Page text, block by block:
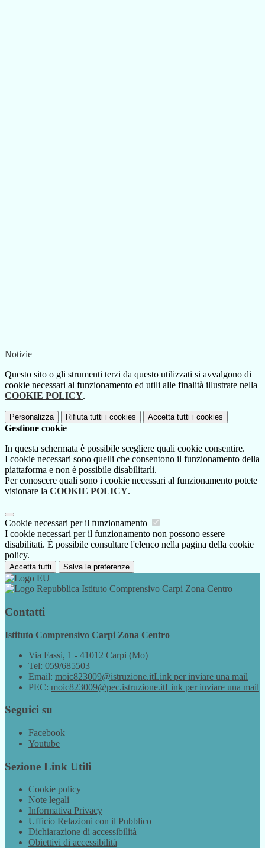
Notizie
Questo sito o gli strumenti terzi da questo utilizzati si avvalgono di
cookie necessari al funzionamento ed utili alle finalità illustrate nella
COOKIE POLICY.
Personalizza Rifiuta tutti i cookies Accetta tutti i cookies
Gestione cookie
In questa schermata è possibile scegliere quali cookie consentire.
I cookie necessari sono quelli che consentono il funzionamento della
piattaforma e non è possibile disabilitarli.
Per conoscere quali sono i cookie necessari al funzionamento potete
visionare la COOKIE POLICY.
Cookie necessari per il funzionamento
I cookie necessari per il funzionamento non possono essere
disabilitati. È possibile consultare l'elenco nella pagina della cookie
policy.
Accetta tutti Salva le preferenze
Istituto Comprensivo Carpi Zona Centro
Contatti
Istituto Comprensivo Carpi Zona Centro
Via Fassi, 1 - 41012 Carpi (Mo)
Tel: 059/685503
Email: moic823009@istruzione.itLink per inviare una mail
PEC: moic823009@pec.istruzione.itLink per inviare una mail
Seguici su
Facebook
Youtube
Sezione Link Utili
Cookie policy
Note legali
Informativa Privacy
Ufficio Relazioni con il Pubblico
Dichiarazione di accessibilità
Obiettivi di accessibilità